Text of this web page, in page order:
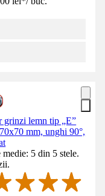
grinzi lemn tip „E”
mm, unghi 90°,
medie: 5 din 5 stele.